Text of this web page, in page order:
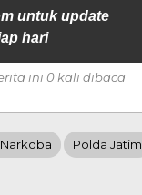
untuk update
hari
ini 0 kali dibaca
Polda Jatim